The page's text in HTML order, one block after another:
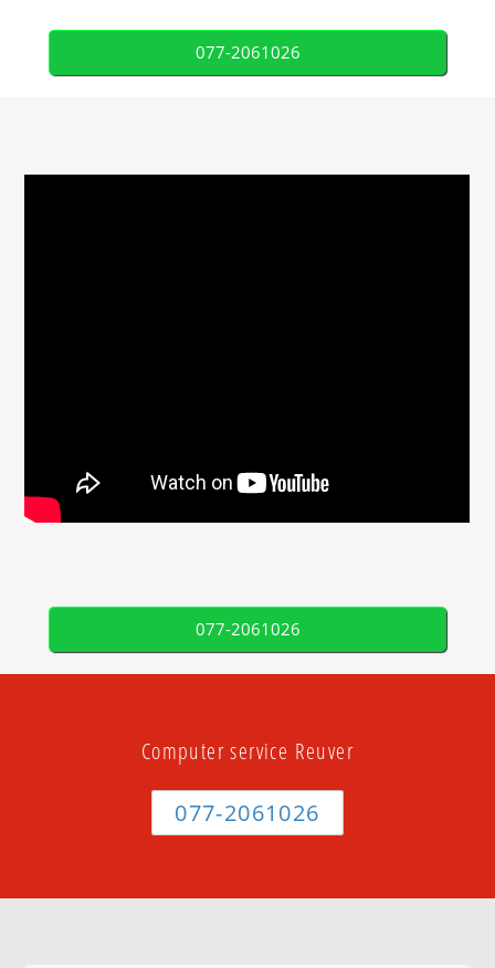
077-2061026
077-2061026
Computer service Reuver
077-2061026